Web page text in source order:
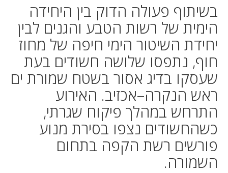
בשיתוף פעולה הדוק בין היחידה
הימית של רשות הטבע והגנים לבין
יחידת השיטור הימי חיפה של מחוז
חוף, נתפסו שלושה חשודים בעת
שעסקו בדיג אסור בשטח שמורת ים
ראש הנקרה–אכזיב. האירוע
התרחש במהלך פיקוח שגרתי,
כשהחשודים נצפו בסירת מנוע
פורשים רשת הקפה בתחום
השמורה.